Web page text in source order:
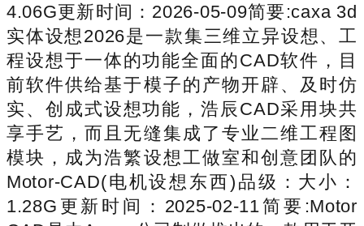
4.06G更新时间：2026-05-09简要:caxa 3d
实体设想2026是一款集三维立异设想、工
程设想于一体的功能全面的CAD软件，目
前软件供给基于模子的产物开辟、及时仿
实、创成式设想功能，浩辰CAD采用块共
享手艺，而且无缝集成了专业二维工程图
模块，成为浩繁设想工做室和创意团队的
Motor-CAD(电机设想东西)品级：大小：
1.28G更新时间：2025-02-11简要:Motor